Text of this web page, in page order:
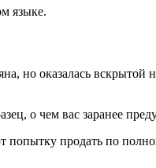
языке.
но оказалась вскрытой
о чем вас заранее
продать по